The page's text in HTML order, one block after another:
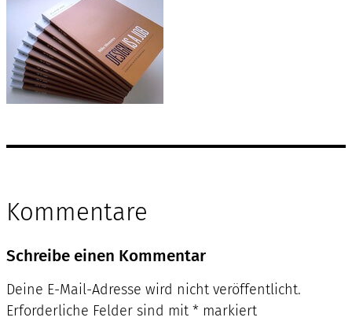
Kommentare
Schreibe einen Kommentar
Deine E-Mail-Adresse wird nicht veröffentlicht.
Erforderliche Felder sind mit * markiert